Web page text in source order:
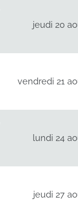
jeudi 20
vendredi 21
lundi 24
jeudi 27